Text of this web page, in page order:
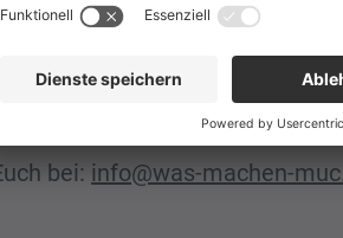
einzelne aktiv werden
oder regelmäßig. Wir
bei: info@was-machen-